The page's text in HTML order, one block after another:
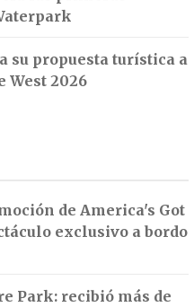
su propuesta turística a
2026
de America's Got
exclusivo a bordo
Park: recibió más de